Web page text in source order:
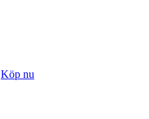
Köp nu